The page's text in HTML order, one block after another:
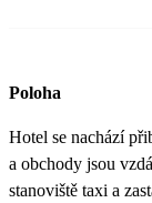
Poloha
Hotel se nachází
a obchody jsou
stanoviště taxi a